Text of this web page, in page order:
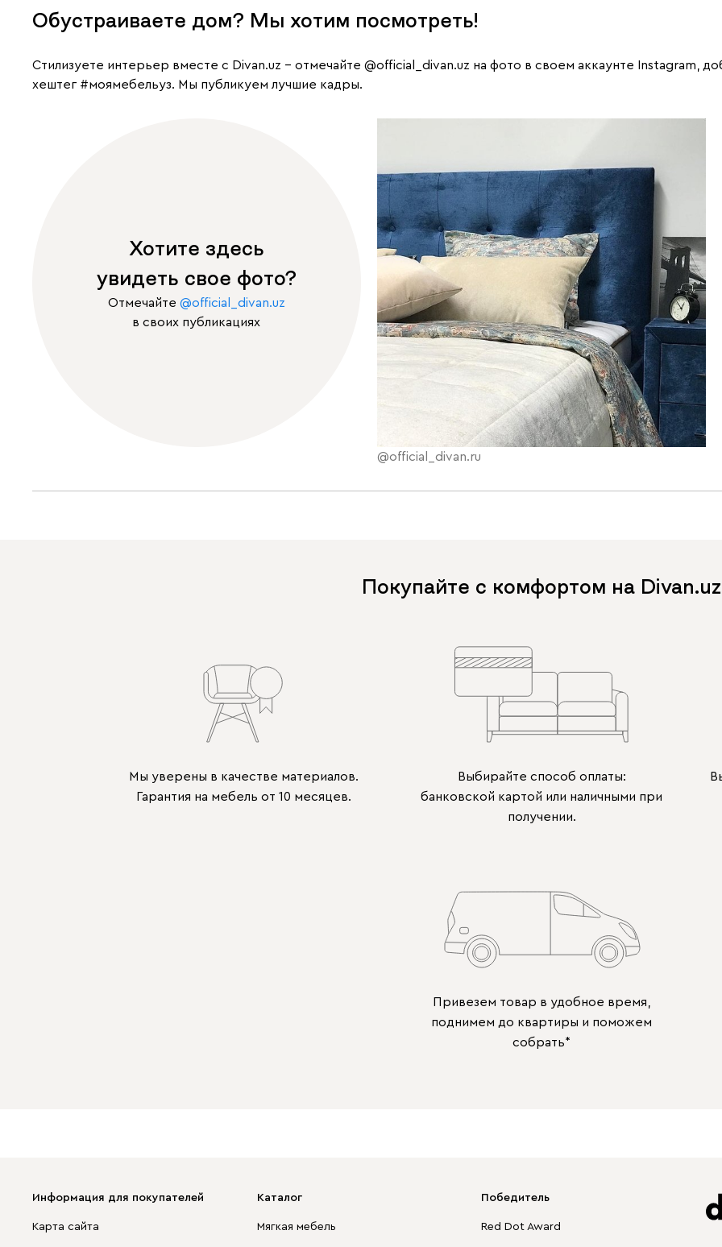
Обустраиваете дом? Мы хотим посмотреть!
Cтилизуете интерьер вместе с Divan.uz – отмечайте @official_divan.uz на фото в своем аккаунте Instagram,
хештег #моямебельуз. Мы публикуем лучшие кадры.
Хотите здесь
увидеть свое фото?
Отмечайте @official_divan.uz
в своих публикациях
@official_divan.ru
Покупайте с комфортом на Divan.uz
Мы уверены в качестве материалов.
Гарантия на мебель от 10 месяцев.
Выбирайте способ оплаты:
банковской картой или наличными при
получении.
Привезем товар в удобное время,
поднимем до квартиры и поможем
собрать*
Информация для покупателей
Карта сайта
Каталог
Мягкая мебель
Победитель
Red Dot Award